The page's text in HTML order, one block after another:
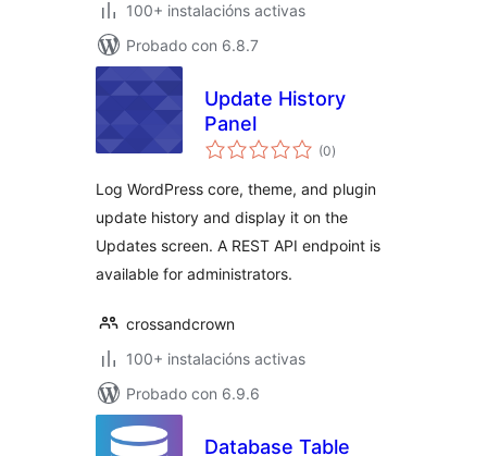
100+ instalacións activas
Probado con 6.8.7
Update History
Panel
(0valoracións
totais
)
Log WordPress core, theme, and plugin
update history and display it on the
Updates screen. A REST API endpoint is
available for administrators.
crossandcrown
100+ instalacións activas
Probado con 6.9.6
Database Table